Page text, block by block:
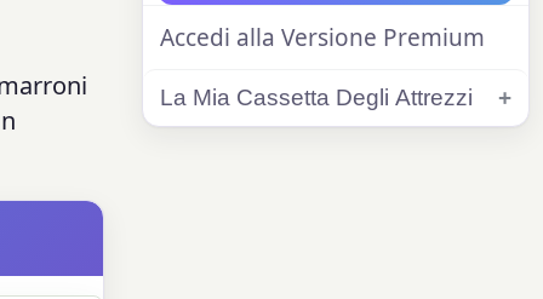
Accedi alla Versione Premium
La Mia Cassetta Degli Attrezzi